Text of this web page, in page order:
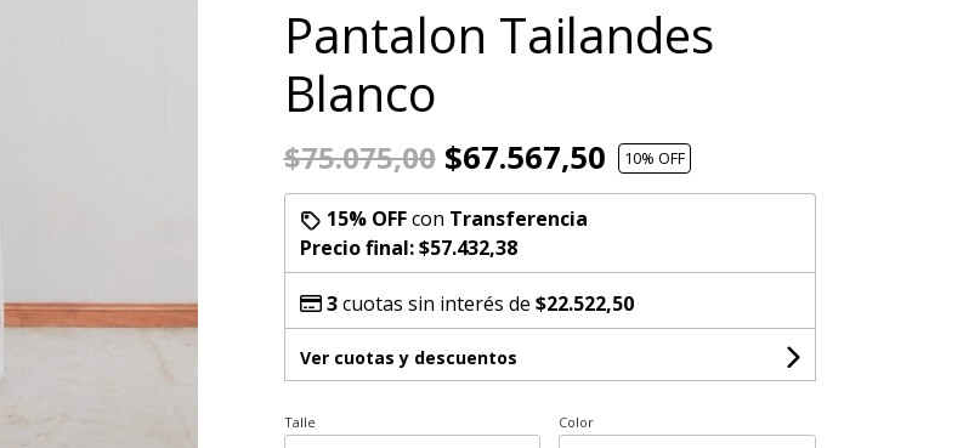
Pantalon Tailandes
Blanco
$75.075,00$67.567,50 10% OFF
15% OFFcon Transferencia
Precio final:$57.432,38
3cuotas sin interés de $22.522,50
Ver cuotas y descuentos
Talle Color